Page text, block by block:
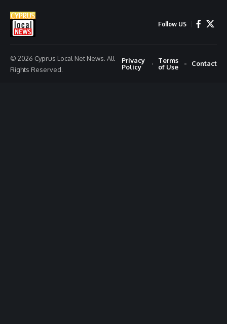
Follow US
© 2026 Cyprus Local Net News. All
Rights Reserved.
Privacy
Policy
Terms
of Use
Contact